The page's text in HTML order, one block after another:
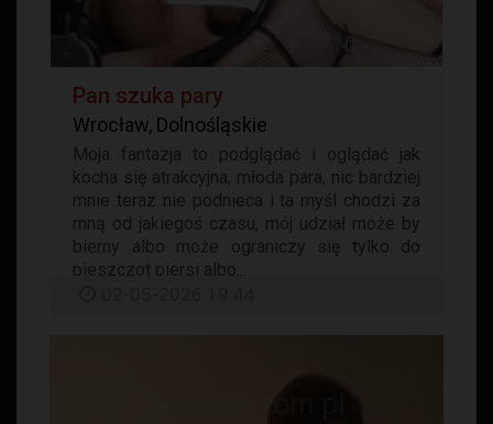
Pan szuka pary
Wrocław, Dolnośląskie
Moja fantazja to podglądać i oglądać jak
kocha się atrakcyjna, młoda para, nic bardziej
mnie teraz nie podnieca i ta myśl chodzi za
mną od jakiegoś czasu, mój udział może by
bierny albo może ograniczy się tylko do
pieszczot piersi albo...